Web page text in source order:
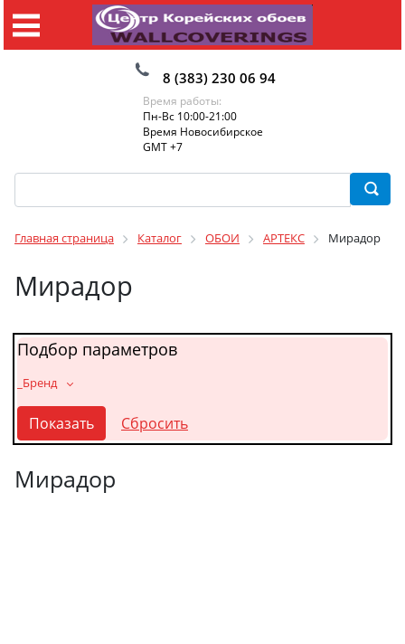
8 (383) 230 06 94
Время работы:
Пн-Вс 10:00-21:00
Время Новосибирское
GMT +7
Главная страница Каталог ОБОИ АРТЕКС Мирадор
Мирадор
Подбор параметров
_Бренд
Мирадор